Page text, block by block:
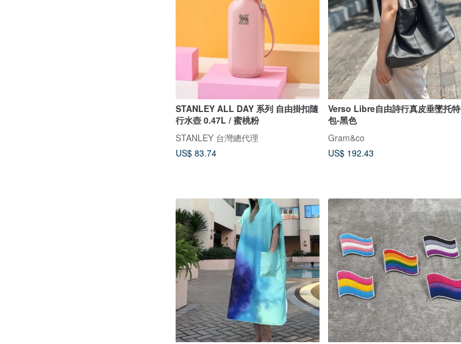
STANLEY ALL DAY 系列 自由掛扣隨
行水壺 0.47L / 蜜桃粉
STANLEY 台灣總代理
US$ 83.74
Verso Libre自由詩行真皮垂墜托特
包-黑色
Gram&co
US$ 192.43